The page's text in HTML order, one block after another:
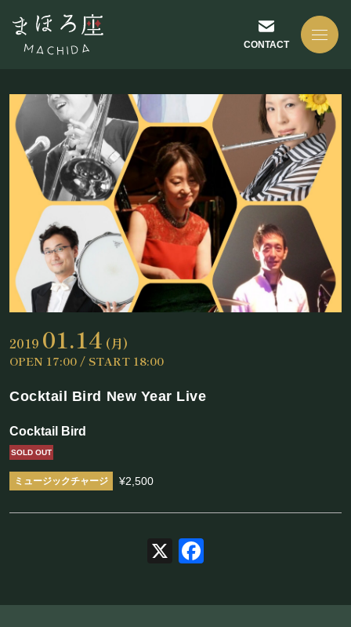
CONTACT
NEWS
お知らせ
ABOUT US
座長挨拶
アクセス
SCHEDULE
2019 01.14 (月)
OPEN 17:00 / START 18:00
Cocktail Bird New Year Live
Cocktail Bird
SOLD OUT
¥2,500
X